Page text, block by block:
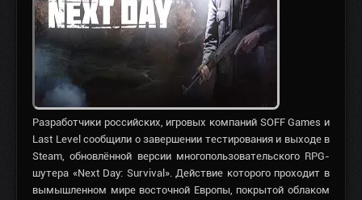
Разработчики российских, игровых компаний SOFF Games и
Last Level сообщили о завершении тестирования и выходе в
Steam, обновлённой версии многопользовательского RPG-
шутера «Next Day: Survival». Действие которого проходит в
вымышленном мире восточной Европы, покрытой облаком